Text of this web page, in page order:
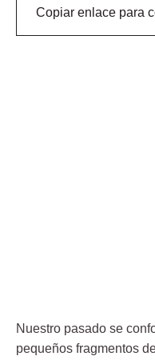
Copiar enlace para
Nuestro pasado se
pequeños fragmentos